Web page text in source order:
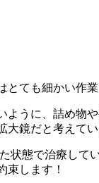
とても細かい作業
ように、詰め物
大鏡だと考えてい
状態で治療して
束します！